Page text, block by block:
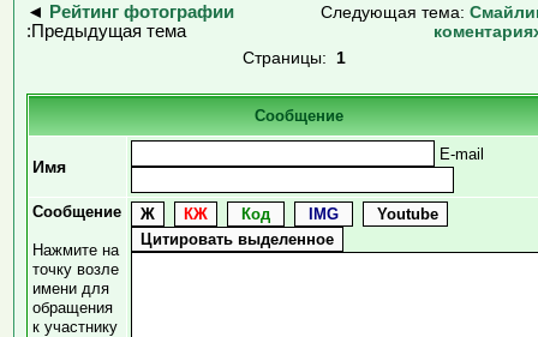
◄
Рейтинг фотографии
:Предыдущая тема
Следующая тема:
Страницы: 1
Сообщение
Имя
E-mail
Сообщение
Нажмите на
точку возле
имени для
обращения
к участнику